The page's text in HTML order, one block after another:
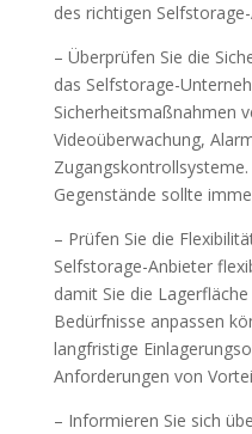
des richtigen
– Überprüfen Sie die
das Selfstorage-
Sicherheitsmaßnahmen
Videoüberwachung,
Gegenstände sollte
– Prüfen Sie die
Selfstorage-Anbieter
damit Sie die
Bedürfnisse anpassen
langfristige
Anforderungen von
– Informieren Sie sich